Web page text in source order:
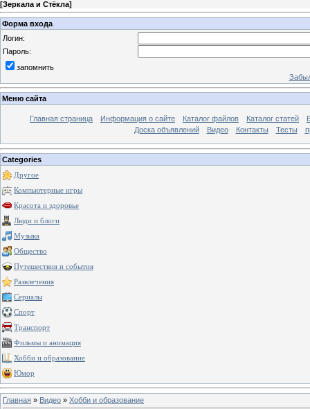
[Зеркала и Стёкла]
Форма входа
Логин:
Пароль:
запомнить
Меню сайта
Главная страница Информация о сайте Каталог файлов Каталог статей
Доска объявлений
Видео Контакты Тесты
Categories
Другое
Компьютерные игры
Красота и здоровье
Люди и блоги
Музыка
Общество
Путешествия и события
Развлечения
Сериалы
Спорт
Транспорт
Фильмы и анимация
Хобби и образование
Юмор
Главная » Видео » Хобби и образование